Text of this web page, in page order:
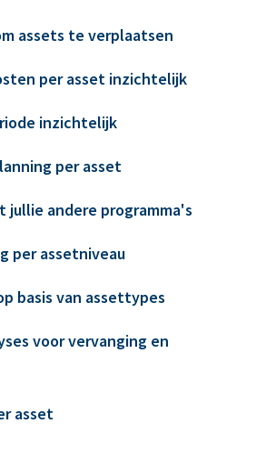
assets te verplaatsen
per asset inzichtelijk
inzichtelijk
per asset
jullie andere programma's
per assetniveau
basis van assettypes
voor vervanging en
asset